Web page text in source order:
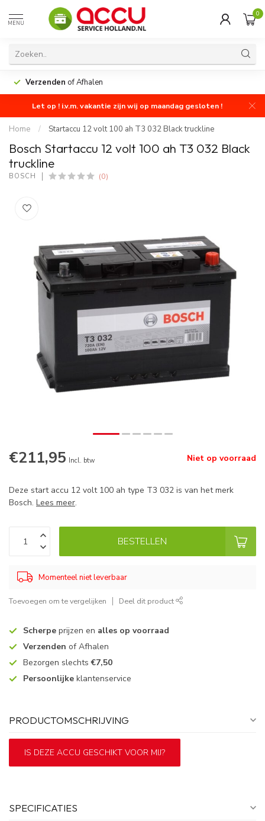
MENU
0
Verzenden of Afhalen
Let op ! i.v.m. vakantie zijn wij op maandag gesloten !
Home / Startaccu 12 volt 100 ah T3 032 Black truckline
Bosch Startaccu 12 volt 100 ah T3 032 Black
truckline
BOSCH (0)
€211,95 Incl. btw Niet op voorraad
Deze start accu 12 volt 100 ah type T3 032 is van het merk
Bosch. Lees meer.
BESTELLEN
Momenteel niet leverbaar
Toevoegen om te vergelijken Deel dit product
Scherpe prijzen en alles op voorraad
Verzenden of Afhalen
Bezorgen slechts€7,50
Persoonlijke klantenservice
PRODUCTOMSCHRIJVING
IS DEZE ACCU GESCHIKT VOOR MIJ?
SPECIFICATIES